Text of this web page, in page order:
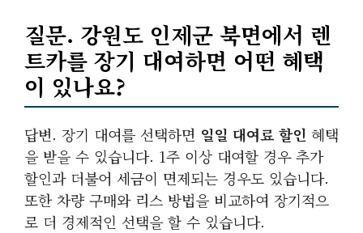
질문. 강원도 인제군 북면에서 렌
트카를 장기 대여하면 어떤 혜택
이 있나요?
답변. 장기 대여를 선택하면 일일 대여료 할인 혜택
을 받을 수 있습니다. 1주 이상 대여할 경우 추가
할인과 더불어 세금이 면제되는 경우도 있습니다.
또한 차량 구매와 리스 방법을 비교하여 장기적으
로 더 경제적인 선택을 할 수 있습니다.